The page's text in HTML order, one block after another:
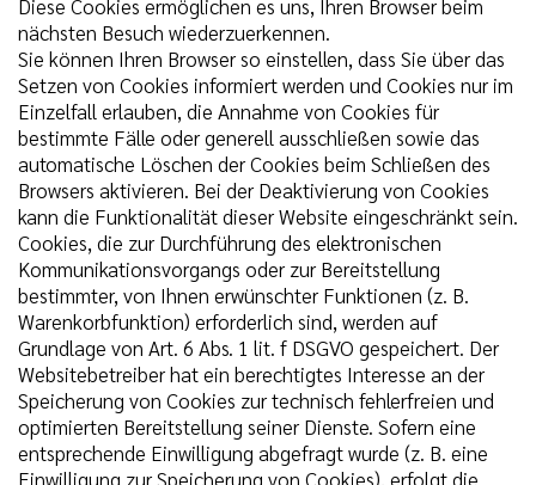
Diese Cookies ermöglichen es uns, Ihren Browser beim
nächsten Besuch wiederzuerkennen.
Sie können Ihren Browser so einstellen, dass Sie über das
Setzen von Cookies informiert werden und Cookies nur im
Einzelfall erlauben, die Annahme von Cookies für
bestimmte Fälle oder generell ausschließen sowie das
automatische Löschen der Cookies beim Schließen des
Browsers aktivieren. Bei der Deaktivierung von Cookies
kann die Funktionalität dieser Website eingeschränkt sein.
Cookies, die zur Durchführung des elektronischen
Kommunikationsvorgangs oder zur Bereitstellung
bestimmter, von Ihnen erwünschter Funktionen (z. B.
Warenkorbfunktion) erforderlich sind, werden auf
Grundlage von Art. 6 Abs. 1 lit. f DSGVO gespeichert. Der
Websitebetreiber hat ein berechtigtes Interesse an der
Speicherung von Cookies zur technisch fehlerfreien und
optimierten Bereitstellung seiner Dienste. Sofern eine
entsprechende Einwilligung abgefragt wurde (z. B. eine
Einwilligung zur Speicherung von Cookies), erfolgt die